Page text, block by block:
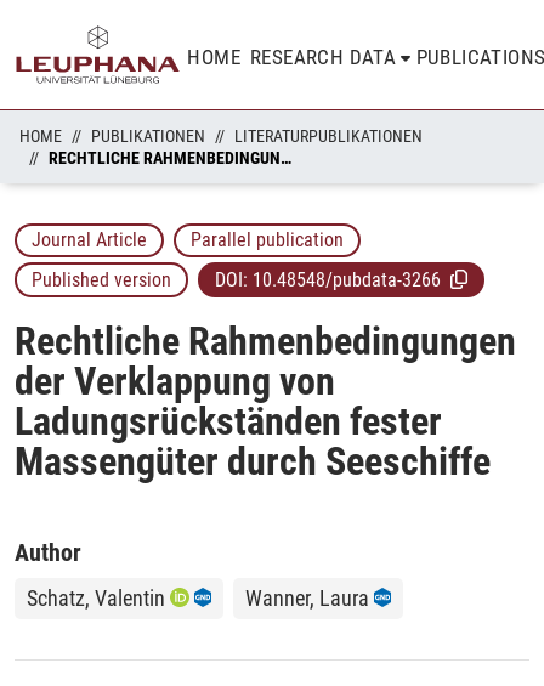
HOME RESEARCH DATA
HOME PUBLIKATIONEN
LITERATURPUBLIKATIONEN
RECHTLICHE RAHMENBEDINGUNGEN DER VERKLAPPUNG VON LADUNGSRÜCKSTÄNDEN FESTER MASSENGÜTER DURCH SEESCHIFFE
Journal Article
Parallel publication
Published version
DOI: 10.48548/pubdata-3266
Rechtliche Rahmenbedingungen
der Verklappung von
Ladungsrückständen fester
Massengüter durch Seeschiffe
Author
Schatz, Valentin Wanner, Laura